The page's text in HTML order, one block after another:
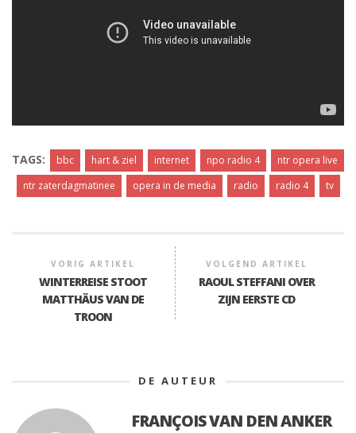
TAGS: bbc hart & ziel internet npo radio 4
ntr opera live
ntr zaterdagmatinee
opera in de media radio radio 4 tv
VORIG ARTIKEL
WINTERREISE STOOT
MATTHÄUS VAN DE
TROON
VOLGEND ARTIKEL
RAOUL STEFFANI OVER
ZIJN EERSTE CD
DE AUTEUR
FRANÇOIS VAN DEN ANKER